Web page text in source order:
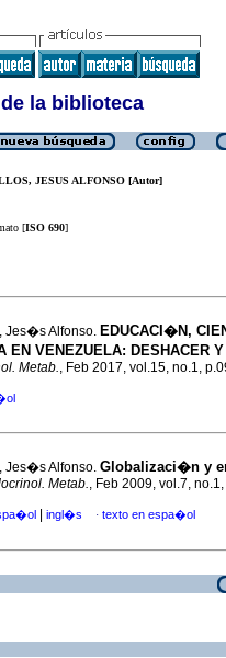
la biblioteca
JESUS ALFONSO [Autor]
[ISO 690]
Jes�s Alfonso. EDUCACI�N,
EN VENEZUELA: DESHACER
Metab., Feb 2017, vol.15, no.1,
Jes�s Alfonso. Globalizaci�n y
Metab., Feb 2009, vol.7,
ingl�s · texto en espa�ol